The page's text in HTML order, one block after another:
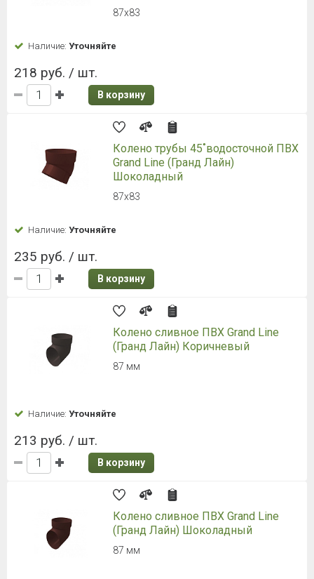
87х83
Наличие: Уточняйте
218 руб. / шт.
В корзину
Колено трубы 45˚водосточной ПВХ
Grand Line (Гранд Лайн)
Шоколадный
87х83
Наличие: Уточняйте
235 руб. / шт.
В корзину
Колено сливное ПВХ Grand Line
(Гранд Лайн) Коричневый
87 мм
Наличие: Уточняйте
213 руб. / шт.
В корзину
Колено сливное ПВХ Grand Line
(Гранд Лайн) Шоколадный
87 мм